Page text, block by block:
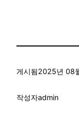
게시됨2025년 08
작성자admin